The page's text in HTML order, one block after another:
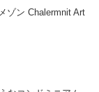
ゾン Chalermnit Art